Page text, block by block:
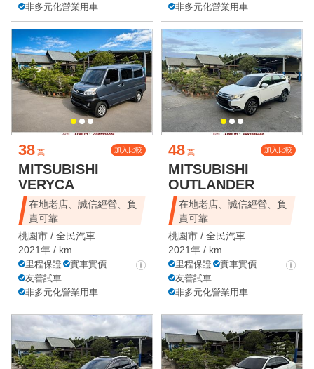
非多元化營業用車
非多元化營業用車
38 萬 加入比較
MITSUBISHI
VERYCA
在地老店、誠信經營、負
責可靠
桃園市 / 全民汽車
2021年 / km
里程保證
實車實價
友善試車
非多元化營業用車
48 萬 加入比較
MITSUBISHI
OUTLANDER
在地老店、誠信經營、負
責可靠
桃園市 / 全民汽車
2021年 / km
里程保證
實車實價
友善試車
非多元化營業用車